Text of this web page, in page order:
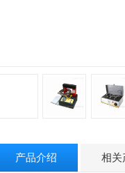
产品介绍 相关